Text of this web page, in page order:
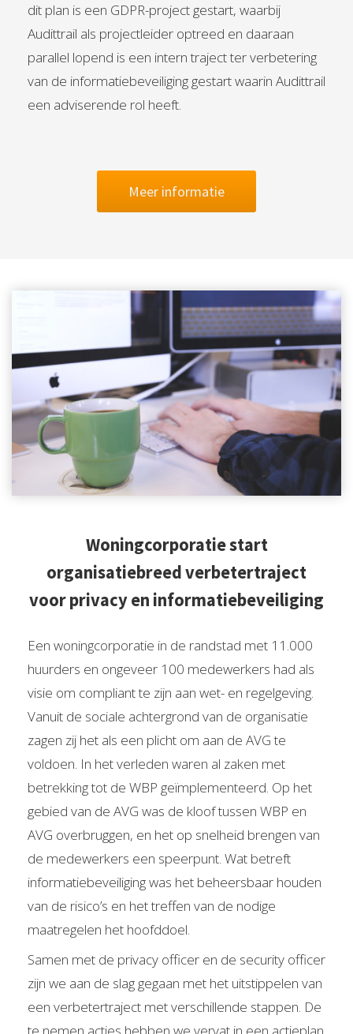
dit plan is een GDPR-project gestart, waarbij
Audittrail als projectleider optreed en daaraan
parallel lopend is een intern traject ter verbetering
van de informatiebeveiliging gestart waarin Audittrail
een adviserende rol heeft.
Meer informatie
Woningcorporatie start
organisatiebreed verbetertraject
voor privacy en informatiebeveiliging
Een woningcorporatie in de randstad met 11.000
huurders en ongeveer 100 medewerkers had als
visie om compliant te zijn aan wet- en regelgeving.
Vanuit de sociale achtergrond van de organisatie
zagen zij het als een plicht om aan de AVG te
voldoen. In het verleden waren al zaken met
betrekking tot de WBP geïmplementeerd. Op het
gebied van de AVG was de kloof tussen WBP en
AVG overbruggen, en het op snelheid brengen van
de medewerkers een speerpunt. Wat betreft
informatiebeveiliging was het beheersbaar houden
van de risico’s en het treffen van de nodige
maatregelen het hoofddoel.
Samen met de privacy officer en de security officer
zijn we aan de slag gegaan met het uitstippelen van
een verbetertraject met verschillende stappen. De